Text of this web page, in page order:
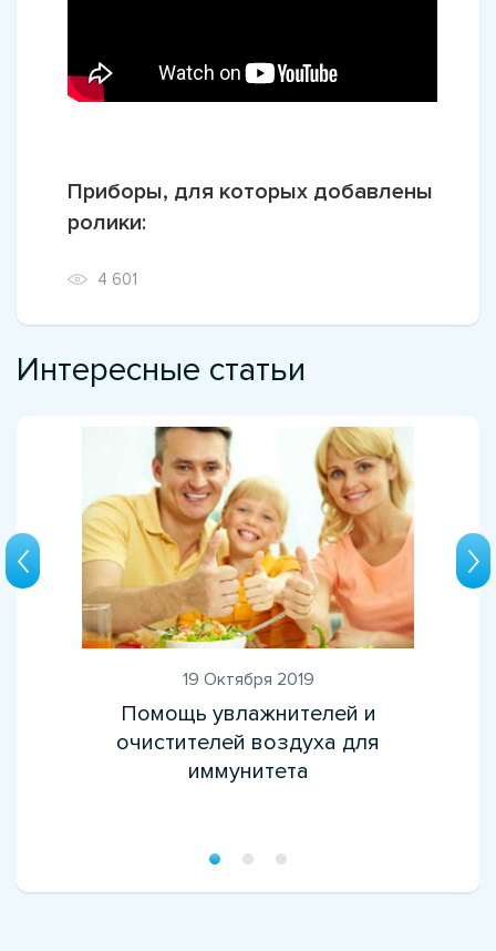
Приборы, для которых добавлены
ролики:
4 601
Интересные статьи
19 Октября 2019
Помощь увлажнителей и
очистителей воздуха для
иммунитета